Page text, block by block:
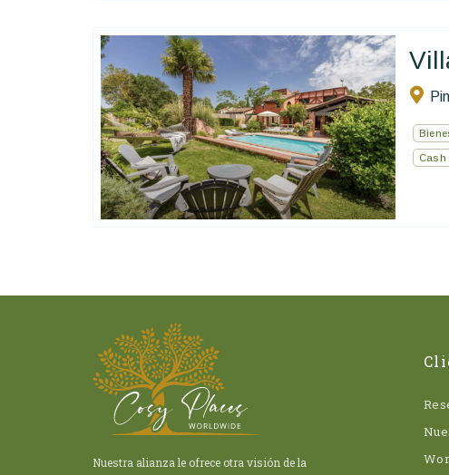
Cash
Nuestra alianza le ofrece otra visión de la